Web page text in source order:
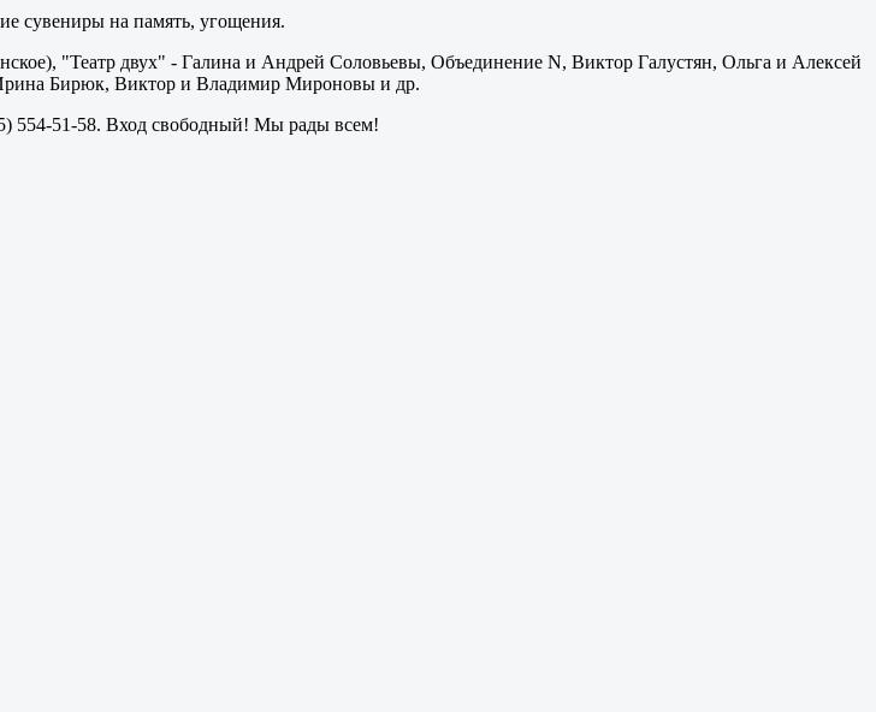
сувениры на память, угощения.
"Театр двух" - Галина и Андрей Соловьевы, Объединение N, Виктор Галустян, Ольга и Алексей
Бирюк, Виктор и Владимир Мироновы и др.
554-51-58. Вход свободный! Мы рады всем!